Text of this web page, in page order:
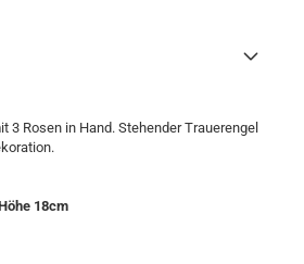
3 Rosen in Hand. Stehender Trauerengel
18cm